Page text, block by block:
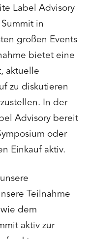
Label Advisory
in
großen Events
bietet eine
aktuelle
zu diskutieren
In der
Advisory bereit
oder
Einkauf aktiv.
Teilnahme
dem
aktiv zur